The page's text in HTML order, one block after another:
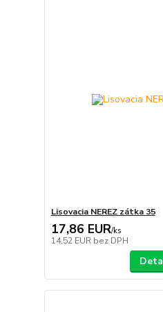
Lisovacia NEREZ zátka 35
17,86 EUR/ks
14,52 EUR bez DPH